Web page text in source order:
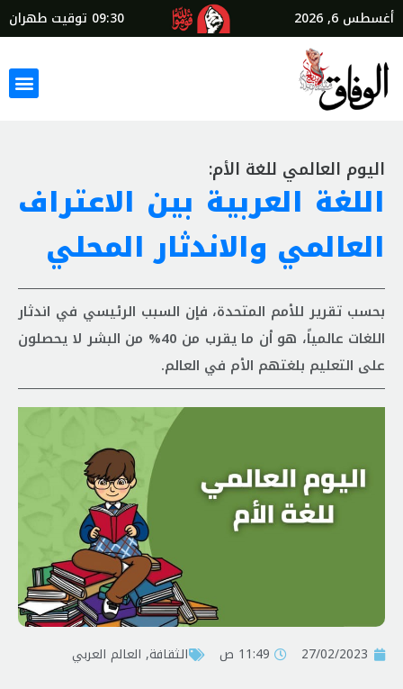
أغسطس 6, 2026 09:30 توقيت طهران
اليوم العالمي للغة الأم:
اللغة العربية بين الاعتراف
العالمي والاندثار المحلي
بحسب تقرير للأمم المتحدة، فإن السبب الرئيسي في اندثار
اللغات عالمياً، هو أن ما يقرب من 40% من البشر لا يحصلون
على التعليم بلغتهم الأم في العالم.
27/02/2023 11:49 ص الثقافة, العالم العربي